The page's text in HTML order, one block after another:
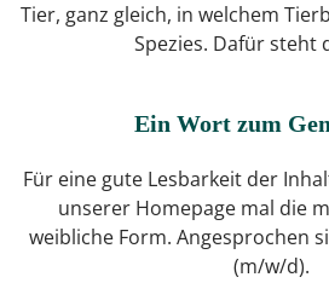
Tier, ganz gleich, in welchem
Spezies. Dafür steht
Ein Wort zum
Für eine gute Lesbarkeit der
unserer Homepage mal die
weibliche Form. Angesprochen
(m/w/d).